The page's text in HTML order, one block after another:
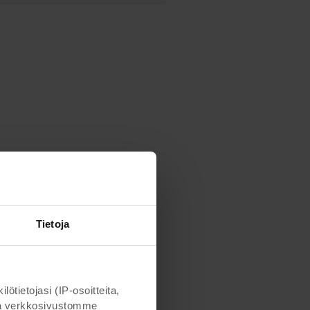
Tietoja
(IP-osoitteita,
verkkosivustomme